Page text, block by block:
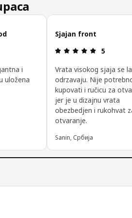
5 od mogućih 5 zvezdica.
i
uložena
Sjajan front
Pregled:
5
Vrata visokog sjaja se
odrzavaju. Nije
kupovati i ručicu za
jer je u dizajnu vrata
obezbedjen i rukohvat
otvaranje.
Sanin, Србија